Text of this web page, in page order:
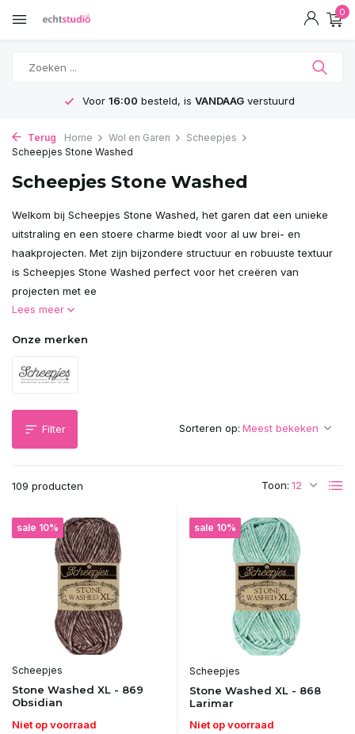
0
GRATISVerzending vanaf 75€
Terug Home Wol en Garen
Scheepjes
Scheepjes Stone Washed
Scheepjes Stone Washed
Welkom bij Scheepjes Stone Washed, het garen dat een unieke
uitstraling en een stoere charme biedt voor al uw brei- en
haakprojecten. Met zijn bijzondere structuur en robuuste textuur
is Scheepjes Stone Washed perfect voor het creëren van
projecten met ee
Lees meer
Onze merken
Filter
109 producten Toon:
Sorteren op:
sale 10%
Scheepjes
Stone Washed XL - 869
Obsidian
Niet op voorraad
sale 10%
Scheepjes
Stone Washed XL - 868
Larimar
Niet op voorraad